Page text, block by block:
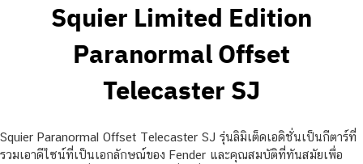
Squier Limited Edition
Paranormal Offset
Telecaster SJ
Squier Paranormal Offset Telecaster SJ รุ่นลิมิเต็ดเอดิชั่นเป็นกีตาร์ที่
รวมเอาดีไซน์ที่เป็นเอกลักษณ์ของ Fender และคุณสมบัติที่ทันสมัยเพื่อ